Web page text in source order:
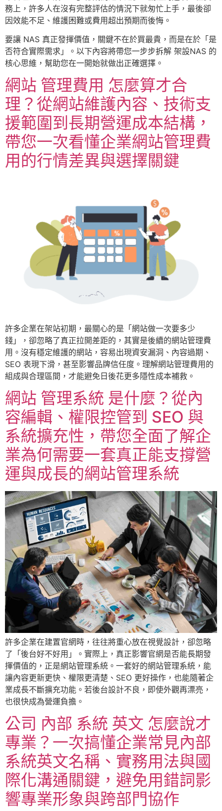
務上，許多人在沒有完整評估的情況下就匆忙上手，最後卻
因效能不足、維護困難或費用超出預期而後悔。
要讓 NAS 真正發揮價值，關鍵不在於買最貴，而是在於「是
否符合實際需求」。以下內容將帶您一步步拆解 架設NAS 的
核心思維，幫助您在一開始就做出正確選擇。
網站 管理費用 怎麼算才合
理？從網站維護內容、技術支
援範圍到長期營運成本結構，
帶您一次看懂企業網站管理費
用的行情差異與選擇關鍵
許多企業在架站初期，最關心的是「網站做一次要多少
錢」，卻忽略了真正拉開差距的，其實是後續的網站管理費
用。沒有穩定維護的網站，容易出現資安漏洞、內容過期、
SEO 表現下滑，甚至影響品牌信任度。理解網站管理費用的
組成與合理區間，才能避免日後花更多隱性成本補救。
網站 管理系統 是什麼？從內
容編輯、權限控管到 SEO 與
系統擴充性，帶您全面了解企
業為何需要一套真正能支撐營
運與成長的網站管理系統
許多企業在建置官網時，往往將重心放在視覺設計，卻忽略
了「後台好不好用」。實際上，真正影響官網是否能長期發
揮價值的，正是網站管理系統。一套好的網站管理系統，能
讓內容更新更快、權限更清楚、SEO 更好操作，也能隨著企
業成長不斷擴充功能。若後台設計不良，即使外觀再漂亮，
也很快成為營運負擔。
公司 內部 系統 英文 怎麼說才
專業？一次搞懂企業常見內部
系統英文名稱、實務用法與國
際化溝通關鍵，避免用錯詞影
響專業形象與跨部門協作